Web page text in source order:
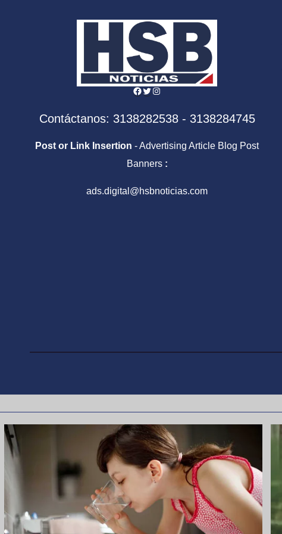
Facebook
Twitter
Instagram
Contáctanos: 3138282538 - 3138284745
Post or Link Insertion - Advertising Article Blog Post
Banners :
ads.digital@hsbnoticias.com